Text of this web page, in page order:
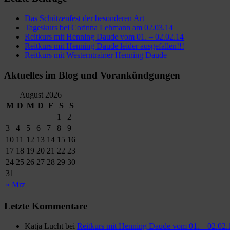
Das Schützenfest der besonderen Art
Tageskurs bei Corinna Lehmann am 02.03.14
Reitkurs mit Henning Daude vom 01. – 02.02.14
Reitkurs mit Henning Daude leider ausgefallen!!!
Reitkurs mit Westerntrainer Henning Daude
Aktuelles im Blog und Vorankündgungen
August 2026
M D M D F S S
« Mrz
1
2
3
4 5 6 7 8
9
10 11 12 13 14 15 16
17 18 19 20 21 22 23
24 25 26 27 28 29 30
31
Letzte Kommentare
Katja Lucht bei Reitkurs mit Henning Daude vom 01. –